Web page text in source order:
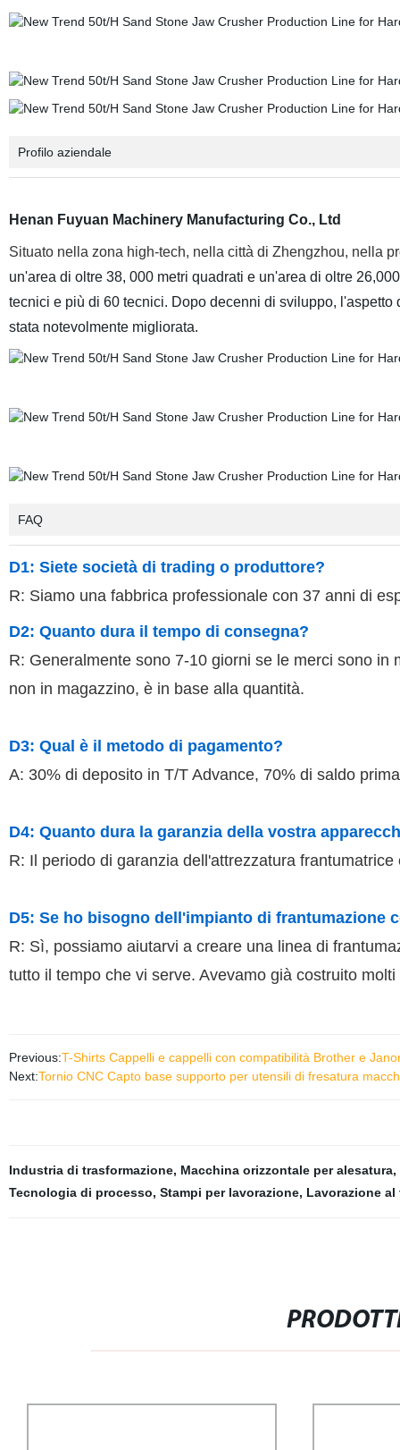
Profilo aziendale
Henan Fuyuan Machinery Manufacturing Co., Ltd
Situato nella zona high-tech, nella città di Zhengzhou, nella
un'area di oltre 38, 000 metri quadrati e un'area di oltre
tecnici e più di 60 tecnici. Dopo decenni di sviluppo,
stata notevolmente migliorata.
FAQ
D1: Siete società di trading o produttore?
R: Siamo una fabbrica professionale con 37 anni di
D2: Quanto dura il tempo di consegna?
R: Generalmente sono 7-10 giorni se le merci sono
non in magazzino, è in base alla quantità.
D3: Qual è il metodo di pagamento?
A: 30% di deposito in T/T Advance, 70% di saldo
D4: Quanto dura la garanzia della vostra
R: Il periodo di garanzia dell'attrezzatura
D5: Se ho bisogno dell'impianto di frantumazione
R: Sì, possiamo aiutarvi a creare una linea di
tutto il tempo che vi serve. Avevamo già costruito
Previous:T-Shirts Cappelli e cappelli con compatibilità Brother e
Next:Tornio CNC Capto base supporto per utensili di fresatura
Industria di trasformazione, Macchina orizzontale per alesatura,
Tecnologia di processo, Stampi per lavorazione, Lavorazione